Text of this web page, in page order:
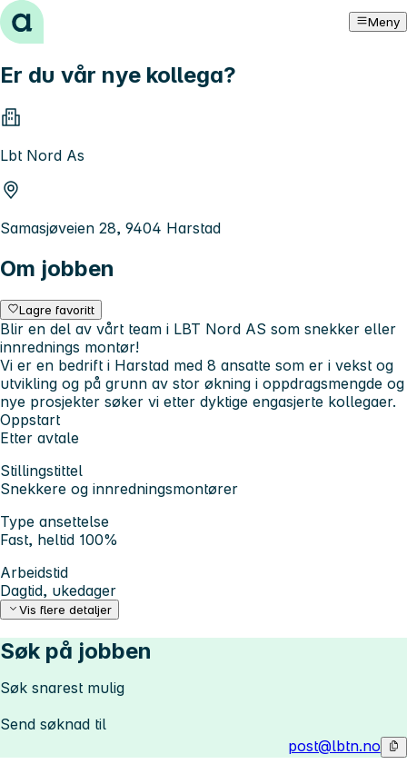
Hopp til innhold Meny
Er du vår nye kollega?
Lbt Nord As
Samasjøveien 28, 9404 Harstad
Om jobben
Lagre favoritt
Blir en del av vårt team i LBT Nord AS som snekker eller
innrednings montør!
Vi er en bedrift i Harstad med 8 ansatte som er i vekst og
utvikling og på grunn av stor økning i oppdragsmengde og
nye prosjekter søker vi etter dyktige engasjerte kollegaer.
Oppstart
Etter avtale
Stillingstittel
Snekkere og innredningsmontører
Type ansettelse
Fast, heltid 100%
Arbeidstid
Dagtid, ukedager
Vis flere detaljer
Søk på jobben
Søk snarest mulig
Send søknad til
post@lbtn.no